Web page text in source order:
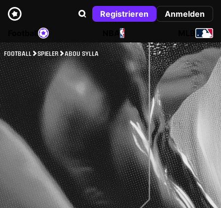
Registrieren
Anmelden
NBA
FOOTBALL SPIELER ABOU SYLLA